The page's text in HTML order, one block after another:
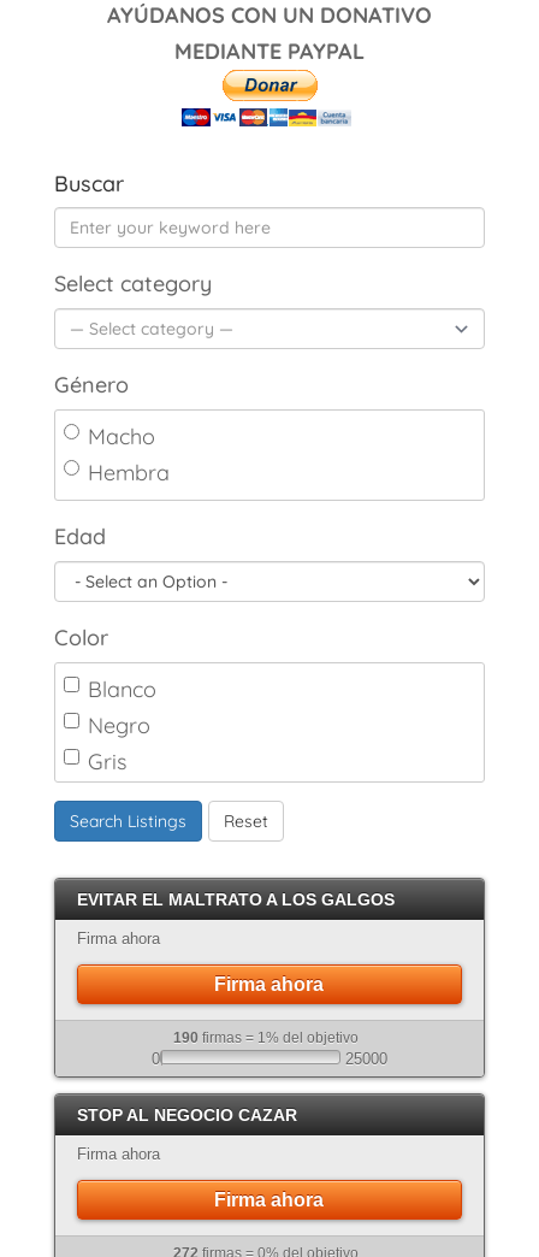
AYÚDANOS CON UN DONATIVO
MEDIANTE PAYPAL
Buscar
Select category
Género
Macho
Hembra
Edad
Color
Blanco
Negro
Gris
Marrón
Canela
Crema
Atigrado
Search Listings Reset
EVITAR EL MALTRATO A LOS GALGOS
Firma ahora
Firma ahora
190 firmas = 1% del objetivo
0 25000
STOP AL NEGOCIO CAZAR
Firma ahora
Firma ahora
272 firmas = 0% del objetivo